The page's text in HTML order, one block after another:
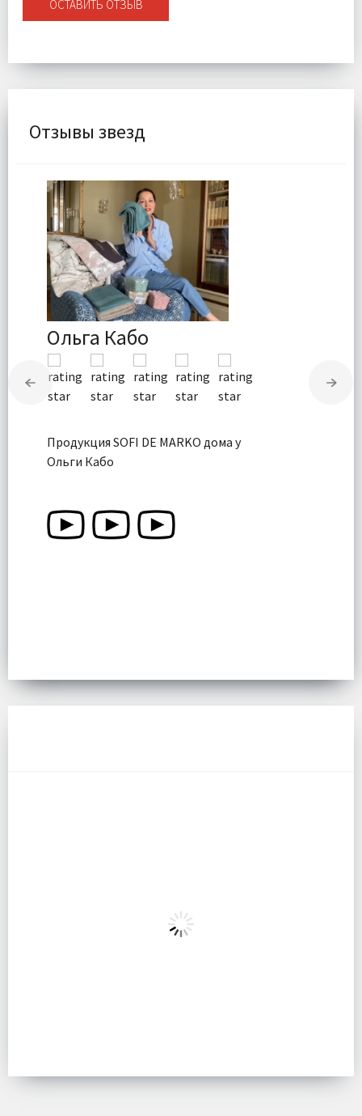
ОСТАВИТЬ ОТЗЫВ
Отзывы звезд
Ольга Кабо
Продукция SOFI DE MARKO дома у
Ольги Кабо